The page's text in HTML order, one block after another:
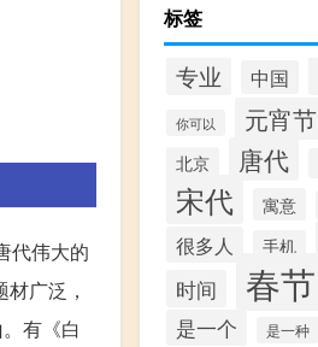
代伟大的
广泛，
有《白
标签
专业 中国
你可以 元宵节
北京 唐代
宋代 寓意
很多人 手机
时间
春节
是一个 是一种